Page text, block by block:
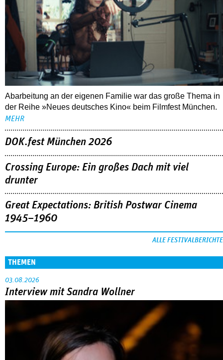
06.08.2026
Filmfest München – Neues deutsches Kino
Abarbeitung an der eigenen Familie war das große Thema in
der Reihe »Neues deutsches Kino« beim Filmfest München.
MEHR
DOK.fest München 2026
Crossing Europe: Ein großes Dach mit viel
drunter
Great Expectations: British Postwar Cinema
1945–1960
ALLE FESTIVALBERICHTE